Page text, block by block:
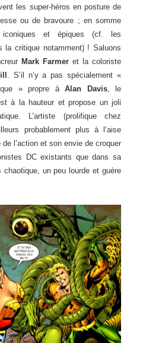
les super-héros en posture de
ou de bravoure ; en somme
iconiques et épiques (cf. les
la critique notamment) ! Saluons
Mark Farmer et la coloriste
. S’il n’y a pas spécialement «
» propre àAlan Davis, le
à la hauteur et propose un joli
L’artiste (prolifique chez
probablement plus à l’aise
l’action et son envie de croquer
DC existants que dans sa
chaotique, un peu lourde et guère